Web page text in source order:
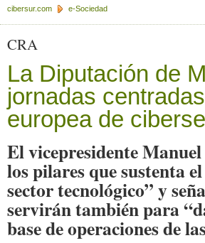
cibersur.com e-Sociedad
CRA
La Diputación de
jornadas
europea de
El vicepresidente
los pilares que sustenta
sector tecnológico” y
servirán también para
base de operaciones de